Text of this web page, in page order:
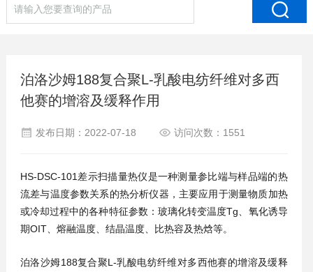
泊洛沙姆188复合聚L-乳酸电纺纤维对多西
他赛的增溶及缓释作用
发布日期：2022-07-18 访问次数：1551
HS-DSC-101差示扫描量热仪是一种测量参比端与样品端的热
流差与温度参数关系的热分析仪器，主要应用于测量物质加热
或冷却过程中的各种特征参数：玻璃化转变温度Tg、氧化诱导
期OIT、熔融温度、结晶温度、比热容及热焓等。
泊洛沙姆188复合聚L-乳酸电纺纤维对多西他赛的增溶及缓释